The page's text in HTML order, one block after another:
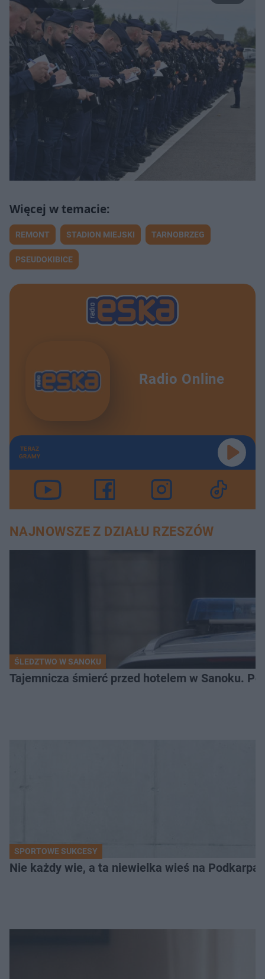
REMONT STADION MIEJSKI TARNOBRZEG
PSEUDOKIBICE
Radio Online
TERAZ
GRAMY
NAJNOWSZE Z DZIAŁU RZESZÓW
ŚLEDZTWO W SANOKU
Tajemnicza śmierć przed hotelem w Sanoku.
SPORTOWE SUKCESY
Nie każdy wie, a ta niewielka wieś na